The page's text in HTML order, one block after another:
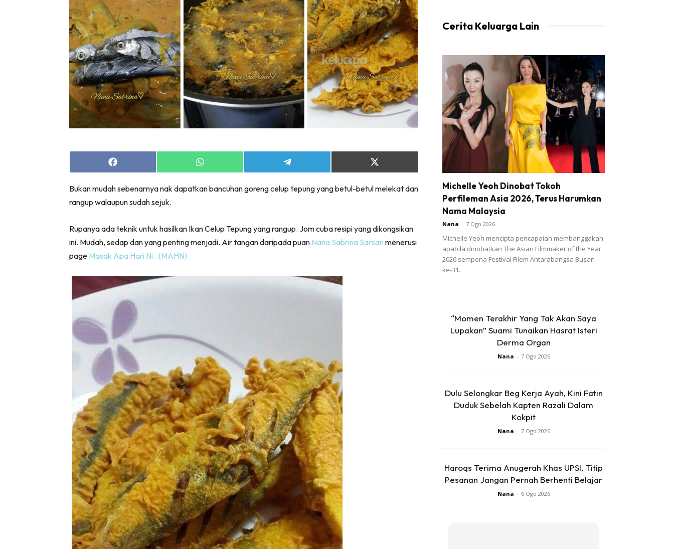
Share
on
Share
on
Share
on
Share
on
(Twitter)
Bukan mudah sebenarnya nak dapatkan bancuhan goreng celup tepung yang betul-betul melekat dan
rangup walaupun sudah sejuk.
Rupanya ada teknik untuk hasilkan Ikan Celup Tepung yang rangup. Jom cuba resipi yang dikongsikan
ini. Mudah, sedap dan yang penting menjadi. Air tangan daripada puan Nana Sabrina Sarsan menerusi
page Masak Apa Hari Ni.. (MAHN)
Cerita Keluarga Lain
Michelle Yeoh Dinobat Tokoh
Perfileman Asia 2026, Terus Harumkan
Nama Malaysia
Nana - 7 Ogo 2026
Michelle Yeoh mencipta pencapaian membanggakan
apabila dinobatkan The Asian Filmmaker of the Year
2026 sempena Festival Filem Antarabangsa Busan
ke-31.
“Momen Terakhir Yang Tak Akan Saya
Lupakan” Suami Tunaikan Hasrat Isteri
Derma Organ
Nana - 7 Ogo 2026
Dulu Selongkar Beg Kerja Ayah, Kini Fatin
Duduk Sebelah Kapten Razali Dalam
Kokpit
Nana - 7 Ogo 2026
Haroqs Terima Anugerah Khas UPSI, Titip
Pesanan Jangan Pernah Berhenti Belajar
Nana - 6 Ogo 2026